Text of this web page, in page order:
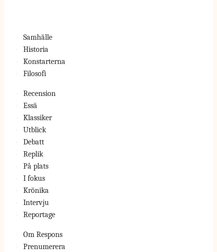
Samhälle
Historia
Konstarterna
Filosofi
Recension
Essä
Klassiker
Utblick
Debatt
Replik
På plats
I fokus
Krönika
Intervju
Reportage
Om Respons
Prenumerera